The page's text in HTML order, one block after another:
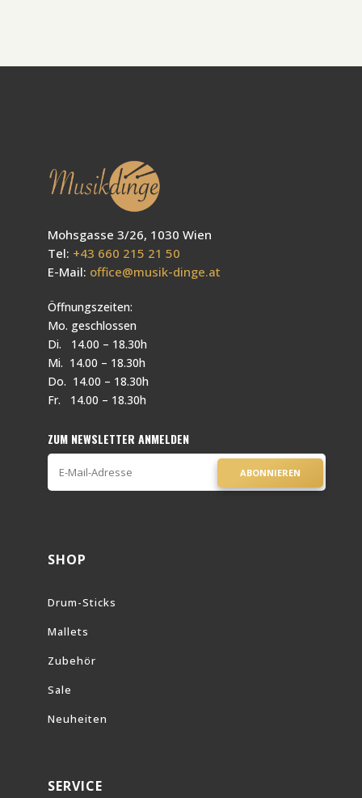
Mohsgasse 3/26, 1030 Wien
Tel: +43 660 215 21 50
E-Mail: office@musik-dinge.at
Öffnungszeiten:
Mo. geschlossen
Di. 14.00 – 18.30h
Mi. 14.00 – 18.30h
Do. 14.00 – 18.30h
Fr. 14.00 – 18.30h
ZUM NEWSLETTER ANMELDEN
ABONNIEREN
SHOP
Drum-Sticks
Mallets
Zubehör
Sale
Neuheiten
SERVICE